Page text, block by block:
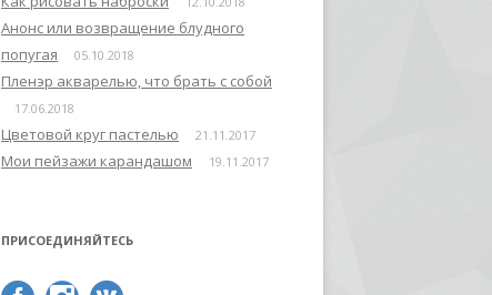
Анонс или возвращение блудного
попугая
05.10.2018
Пленэр акварелью, что брать с собой
17.06.2018
Цветовой круг пастелью 21.11.2017
Мои пейзажи карандашом 19.11.2017
ПРИСОЕДИНЯЙТЕСЬ